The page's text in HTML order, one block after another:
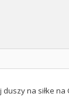
na siłke